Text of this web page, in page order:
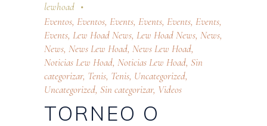
lewhoad
Eventos, Eventos, Events, Events, Events, Events,
Events, Lew Hoad News, Lew Hoad News, News,
News, News Lew Hoad, News Lew Hoad,
Noticias Lew Hoad, Noticias Lew Hoad, Sin
categorizar, Tenis, Tenis, Uncategorized,
Uncategorized, Sin categorizar, Videos
TORNEO O